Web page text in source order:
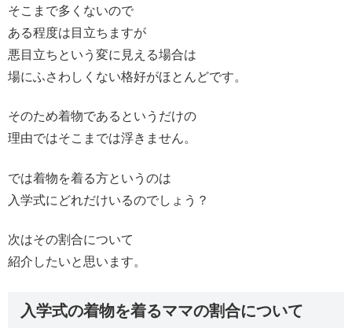
そこまで多くないので
ある程度は目立ちますが
悪目立ちという変に見える場合は
場にふさわしくない格好がほとんどです。
そのため着物であるというだけの
理由ではそこまでは浮きません。
では着物を着る方というのは
入学式にどれだけいるのでしょう？
次はその割合について
紹介したいと思います。
入学式の着物を着るママの割合について